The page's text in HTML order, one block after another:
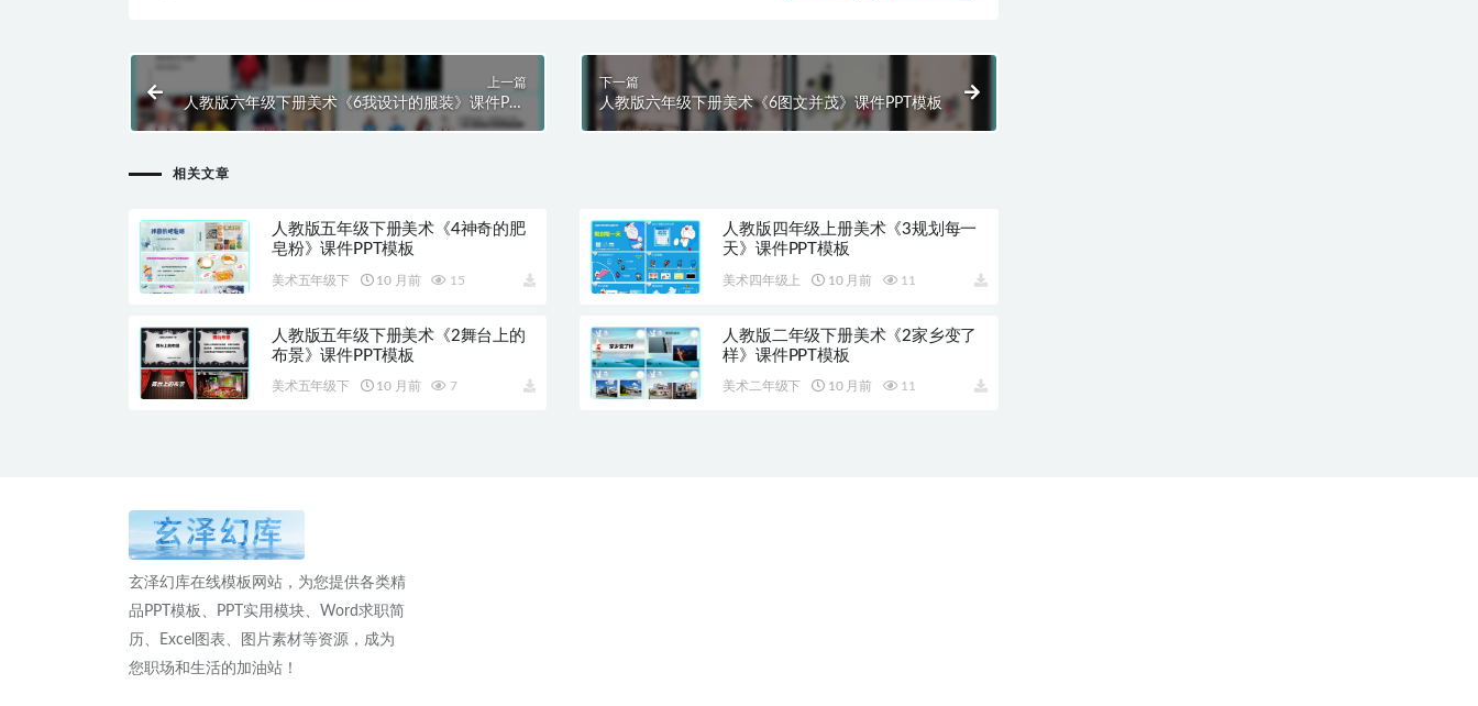
上一篇
人教版六年级下册美术《6我设计的服装》课件PPT
模板
下一篇
人教版六年级下册美术《6图文并茂》课件PPT模板
相关文章
人教版五年级下册美术《4神奇的肥
皂粉》课件PPT模板
美术五年级下 10 月前 15
人教版四年级上册美术《3规划每一
天》课件PPT模板
美术四年级上 10 月前 11
人教版五年级下册美术《2舞台上的
布景》课件PPT模板
美术五年级下 10 月前 7
人教版二年级下册美术《2家乡变了
样》课件PPT模板
美术二年级下 10 月前 11
玄泽幻库在线模板网站，为您提供各类精
品PPT模板、PPT实用模块、Word求职简
历、Excel图表、图片素材等资源，成为
您职场和生活的加油站！